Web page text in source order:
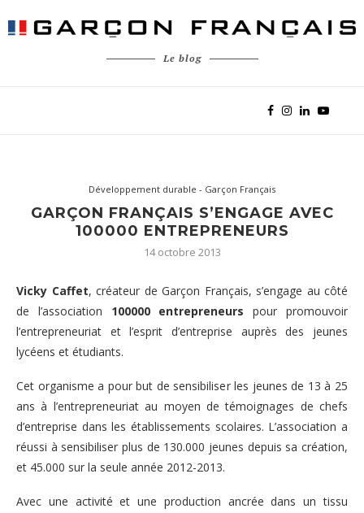
Le blog
Développement durable - Garçon Français
GARÇON FRANÇAIS S’ENGAGE AVEC
100000 ENTREPRENEURS
14 octobre 2013
Vicky Caffet, créateur de Garçon Français, s’engage au côté
de l’association 100000 entrepreneurspour promouvoir
l’entrepreneuriat et l’esprit d’entreprise auprès des jeunes
lycéens et étudiants.
Cet organisme a pour but de sensibiliser les jeunes de 13 à 25
ans à l’entrepreneuriat au moyen de témoignages de chefs
d’entreprise dans les établissements scolaires. L’association a
réussi à sensibiliser plus de 130.000 jeunes depuis sa création,
et 45.000 sur la seule année 2012-2013.
Avec une activité et une production ancrée dans un tissu